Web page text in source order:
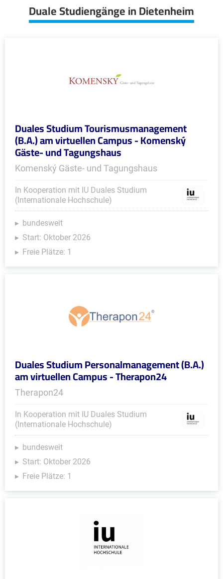
Duale Studiengänge in Dietenheim
Duales Studium Tourismusmanagement
(B.A.) am virtuellen Campus - Komenský
Gäste- und Tagungshaus
Komenský Gäste- und Tagungshaus
In Kooperation mit IU Duales Studium
(Internationale Hochschule)
bundesweit
Start: Oktober 2026
Freie Plätze: 1
Duales Studium Personalmanagement (B.A.)
am virtuellen Campus - Therapon24
Therapon24
In Kooperation mit IU Duales Studium
(Internationale Hochschule)
bundesweit
Start: Oktober 2026
Freie Plätze: 1